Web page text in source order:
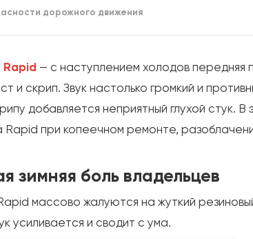
дорожного движения
Rapid — с наступлением холодов передняя
и скрип. Звук настолько громкий и
добавляется неприятный глухой стук.
при копеечном ремонте,
зимняя боль владельцев
массово жалуются на жуткий
усиливается и сводит с ума.